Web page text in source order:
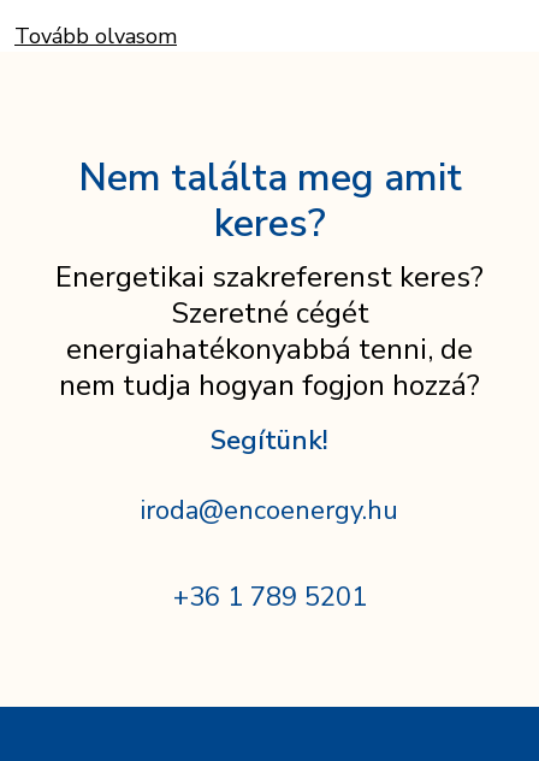
Tovább olvasom
Nem találta meg amit
keres?
Energetikai szakreferenst keres?
Szeretné cégét
energiahatékonyabbá tenni, de
nem tudja hogyan fogjon hozzá?
Segítünk!
iroda@encoenergy.hu
+36 1 789 5201